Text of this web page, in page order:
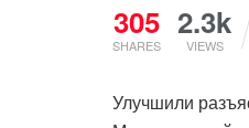
305
SHARES
2.3k
VIEWS
Улучшили